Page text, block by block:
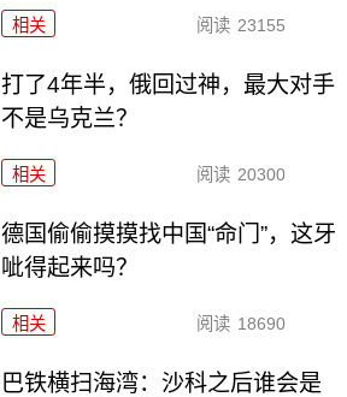
相关 阅读 23155
打了4年半，俄回过神，最大对手
不是乌克兰？
相关 阅读 20300
德国偷偷摸摸找中国“命门”，这牙
呲得起来吗？
相关 阅读 18690
巴铁横扫海湾：沙科之后谁会是